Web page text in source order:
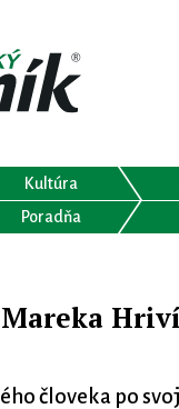
Kultúra
Poradňa
človeka po